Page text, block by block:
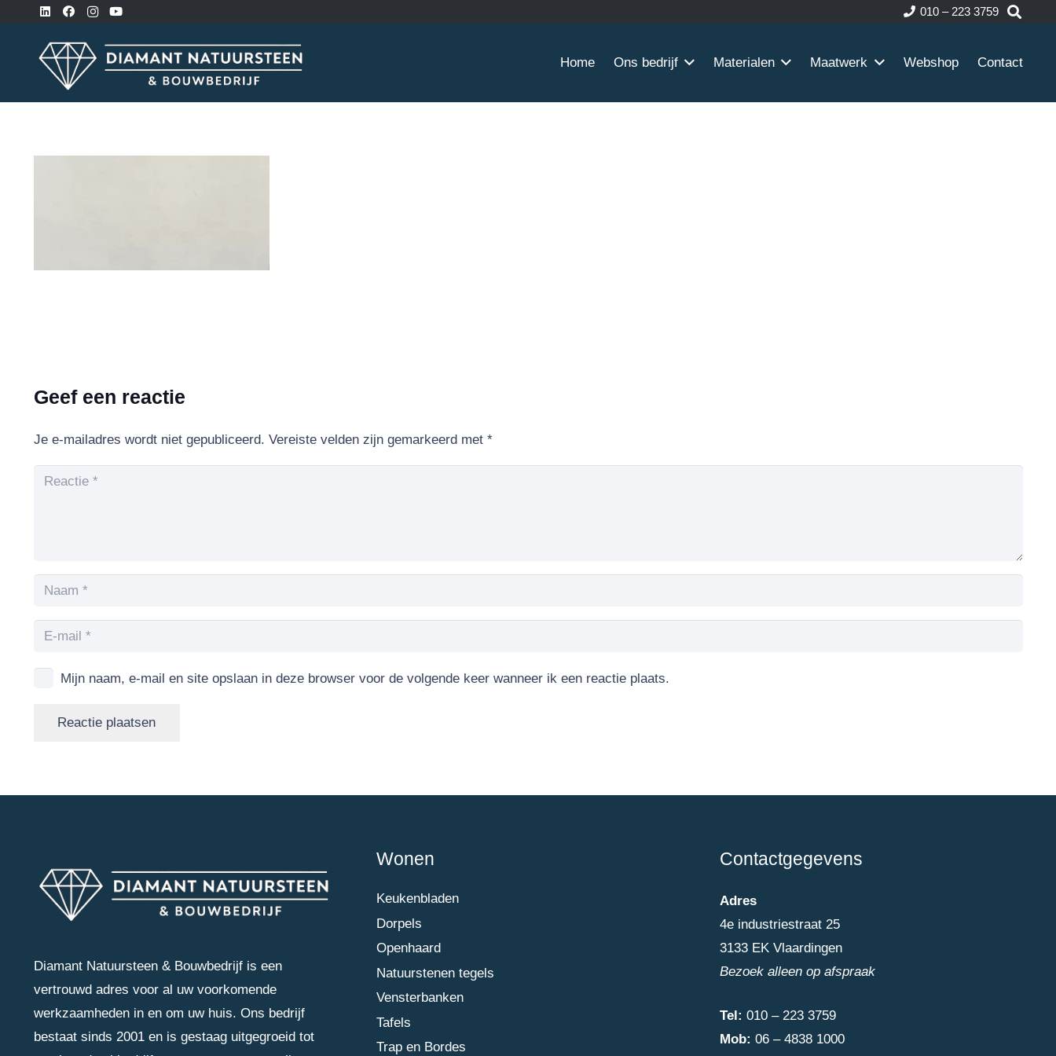
010 – 223 3759
Home Ons bedrijf Materialen Maatwerk Webshop Contact
Geef een reactie
Je e-mailadres wordt niet gepubliceerd. Vereiste velden zijn gemarkeerd met *
Mijn naam, e-mail en site opslaan in deze browser voor de volgende keer wanneer ik een reactie plaats.
Reactie plaatsen
Diamant Natuursteen & Bouwbedrijf is een
vertrouwd adres voor al uw voorkomende
werkzaamheden in en om uw huis. Ons bedrijf
bestaat sinds 2001 en is gestaag uitgegroeid tot
Wonen
Keukenbladen
Dorpels
Openhaard
Natuurstenen tegels
Vensterbanken
Tafels
Trap en Bordes
Contactgegevens
Adres
4e industriestraat 25
3133 EK Vlaardingen
Bezoek alleen op afspraak
Tel: 010 – 223 3759
Mob: 06 – 4838 1000